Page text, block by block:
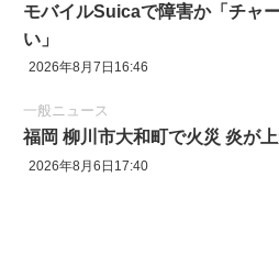
モバイルSuicaで障害か「チャ
い」
2026年8月7日16:46
一般ニュース
福岡 柳川市大和町で火災 炎が
2026年8月6日17:40